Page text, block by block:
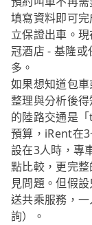
填寫資料即可
立保證出車。
冠酒店 - 基隆
多。
如果想知道包
整理與分析後
的陸路交通是
預算，iRent在
設在3人時，專
點比較，更完
見問題。但假
送共乘服務，
詢）。